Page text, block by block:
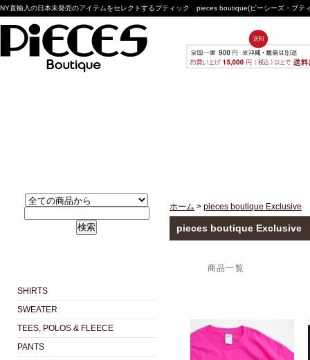
NY直輸入の日本未発売のアイテムをセレクトするブティック pieces boutique(ピーシーズ・ブ
検索
SHIRTS
SWEATER
TEES, POLOS & FLEECE
PANTS
ホーム > pieces boutique Exclusive
pieces boutique Exclusive
商品一覧